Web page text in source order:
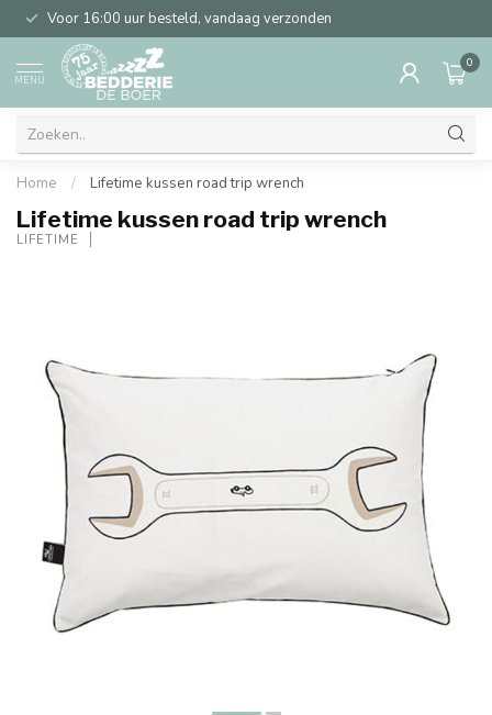
Voor 16:00 uur besteld, vandaag verzonden
MENU
0
Home / Lifetime kussen road trip wrench
Lifetime kussen road trip wrench
LIFETIME